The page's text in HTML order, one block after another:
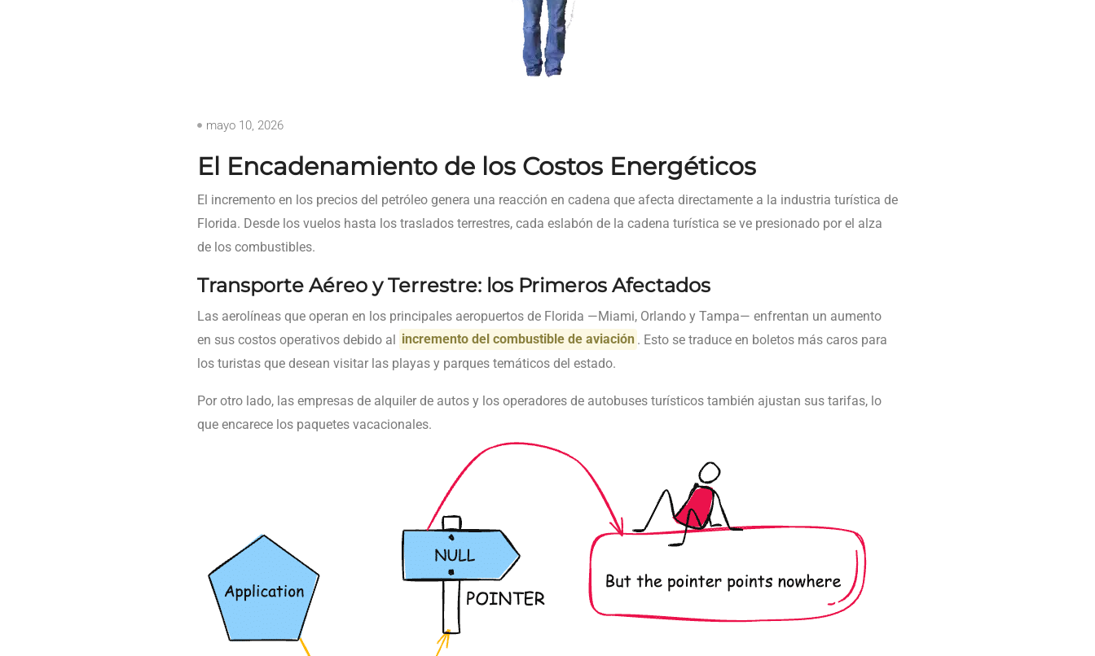
mayo 10, 2026
El Encadenamiento de los Costos Energéticos
El incremento en los precios del petróleo genera una reacción en cadena que afecta directamente a la industria turística de
Florida. Desde los vuelos hasta los traslados terrestres, cada eslabón de la cadena turística se ve presionado por el alza
de los combustibles.
Transporte Aéreo y Terrestre: los Primeros Afectados
Las aerolíneas que operan en los principales aeropuertos de Florida —Miami, Orlando y Tampa— enfrentan un aumento
en sus costos operativos debido al incremento del combustible de aviación . Esto se traduce en boletos más caros para
los turistas que desean visitar las playas y parques temáticos del estado.
Por otro lado, las empresas de alquiler de autos y los operadores de autobuses turísticos también ajustan sus tarifas, lo
que encarece los paquetes vacacionales.